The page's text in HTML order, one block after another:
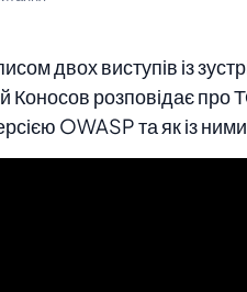
двох виступів із
Коносов розповідає про
OWASP та як із